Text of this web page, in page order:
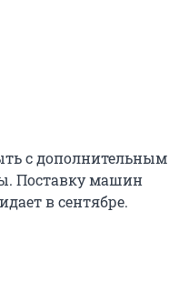
с дополнительным
Поставку машин
в сентябре.